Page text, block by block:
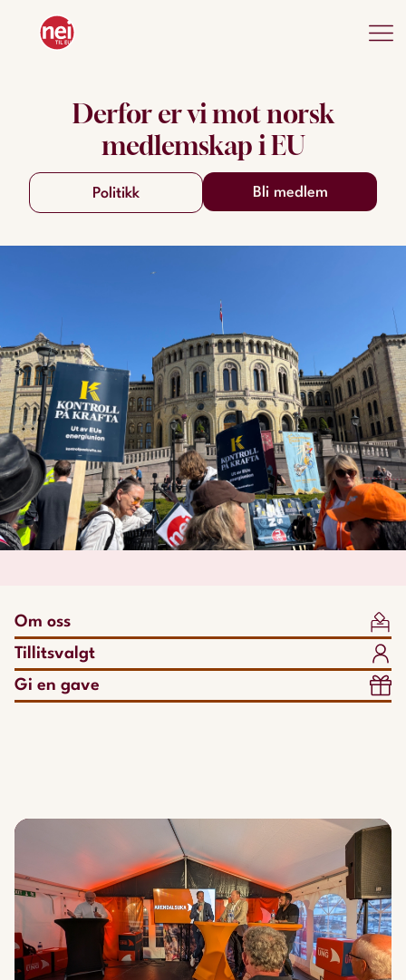
Derfor er vi mot norsk
medlemskap i EU
Politikk Bli medlem
Om oss
Tillitsvalgt
Gi en gave